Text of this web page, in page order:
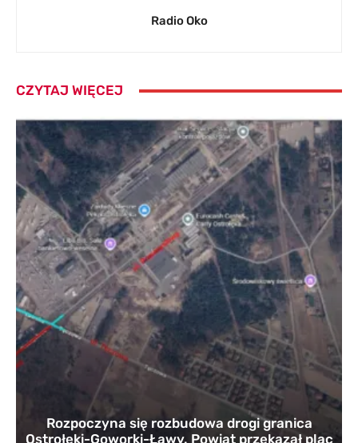
Radio Oko
CZYTAJ WIĘCEJ
Rozpoczyna się rozbudowa drogi granica
Ostrołęki-Goworki-Ławy. Powiat przekazał plac